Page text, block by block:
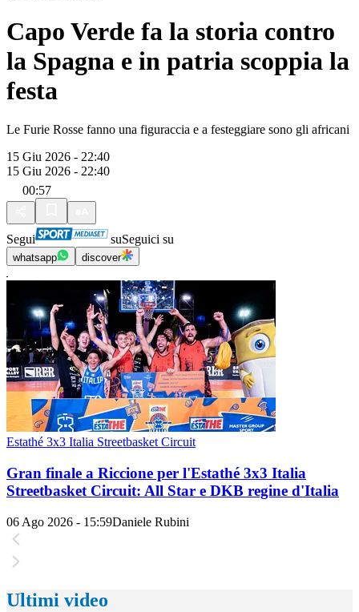
Capo Verde fa la storia contro
la Spagna e in patria scoppia la
festa
Le Furie Rosse fanno una figuraccia e a festeggiare sono gli africani
15 Giu 2026 - 22:40
15 Giu 2026 - 22:40
00:57
Segui suSeguici su
whatsapp discover
Estathé 3x3 Italia Streetbasket Circuit
Gran finale a Riccione per l'Estathé 3x3 Italia
Streetbasket Circuit: All Star e DKB regine d'Italia
06 Ago 2026 - 15:59Daniele Rubini
Ultimi video